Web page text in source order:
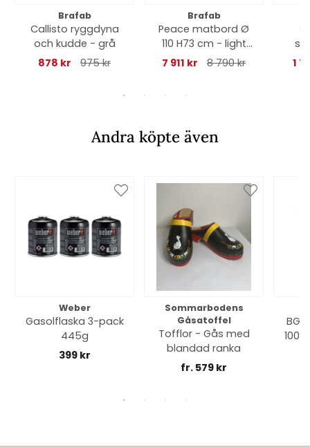
Brafab
Callisto ryggdyna
och kudde - grå
878 kr
975 kr
Brafab
Peace matbord Ø
110 H73 cm - light
grey
7 911 kr 8 790 kr
1
Andra köpte även
Weber
Gasolflaska 3-pack
445g
399 kr
Sommarbodens
Gåsatoffel
Tofflor - Gås med
blandad ranka
fr. 579 kr